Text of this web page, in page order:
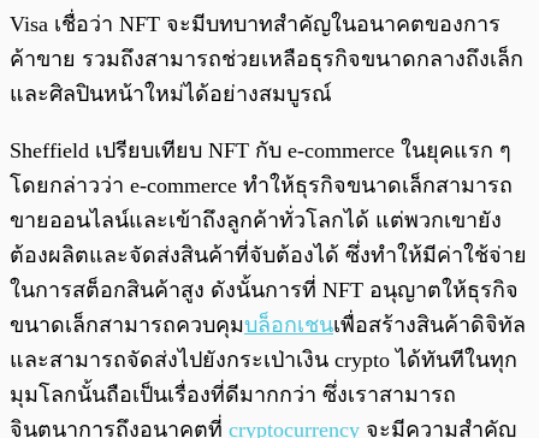
Visa เชื่อว่า NFT จะมีบทบาทสำคัญในอนาคตของการ
ค้าขาย รวมถึงสามารถช่วยเหลือธุรกิจขนาดกลางถึงเล็ก
และศิลปินหน้าใหม่ได้อย่างสมบูรณ์
Sheffield เปรียบเทียบ NFT กับ e-commerce ในยุคแรก ๆ
โดยกล่าวว่า e-commerce ทำให้ธุรกิจขนาดเล็กสามารถ
ขายออนไลน์และเข้าถึงลูกค้าทั่วโลกได้ แต่พวกเขายัง
ต้องผลิตและจัดส่งสินค้าที่จับต้องได้ ซึ่งทำให้มีค่าใช้จ่าย
ในการสต็อกสินค้าสูง ดังนั้นการที่ NFT อนุญาตให้ธุรกิจ
ขนาดเล็กสามารถควบคุมบล็อกเชนเพื่อสร้างสินค้าดิจิทัล
และสามารถจัดส่งไปยังกระเป่าเงิน crypto ได้ทันทีในทุก
มุมโลกนั้นถือเป็นเรื่องที่ดีมากกว่า ซึ่งเราสามารถ
จินตนาการถึงอนาคตที่ cryptocurrency จะมีความสำคัญ